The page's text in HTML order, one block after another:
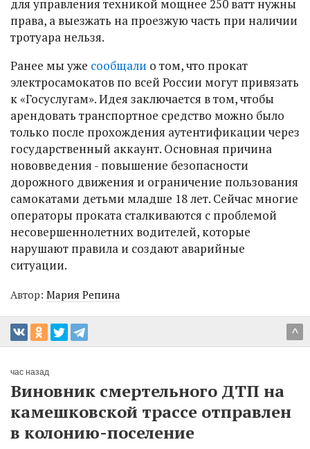
для управления техникой мощнее 250 ватт нужны
права, а выезжать на проезжую часть при наличии
тротуара нельзя.
Ранее мы уже сообщали о том, что прокат
электросамокатов по всей России могут привязать
к «Госуслугам». Идея заключается в том, чтобы
арендовать транспортное средство можно было
только после прохождения аутентификации через
государственный аккаунт. Основная причина
нововведения - повышение безопасности
дорожного движения и ограничение пользования
самокатами детьми младше 18 лет. Сейчас многие
операторы проката сталкиваются с проблемой
несовершеннолетних водителей, которые
нарушают правила и создают аварийные
ситуации.
Автор: Мария Репина
^
час назад
Виновник смертельного ДТП на
камешковской трассе отправлен
в колонию-поселение